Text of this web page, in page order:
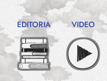
Gallerie
Notizie
EDITORIA VIDEO